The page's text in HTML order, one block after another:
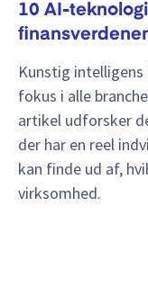
10 AI-
Kunstig
fokus i alle
artikel udforsker
der har en reel
kan finde ud af,
virksomhed.